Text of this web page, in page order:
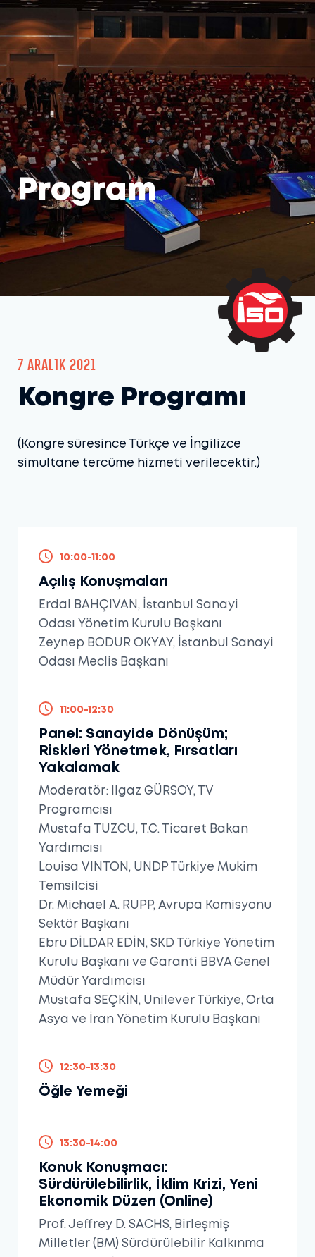
Program
7 Aralık 2021
Kongre Programı
(Kongre süresince Türkçe ve İngilizce
simultane tercüme hizmeti verilecektir.)
10:00-11:00
Açılış Konuşmaları
Erdal BAHÇIVAN, İstanbul Sanayi
Odası Yönetim Kurulu Başkanı
Zeynep BODUR OKYAY, İstanbul Sanayi
Odası Meclis Başkanı
11:00-12:30
Panel: Sanayide Dönüşüm;
Riskleri Yönetmek, Fırsatları
Yakalamak
Moderatör: Ilgaz GÜRSOY, TV
Programcısı
Mustafa TUZCU, T.C. Ticaret Bakan
Yardımcısı
Louisa VINTON, UNDP Türkiye Mukim
Temsilcisi
Dr. Michael A. RUPP, Avrupa Komisyonu
Sektör Başkanı
Ebru DİLDAR EDİN, SKD Türkiye Yönetim
Kurulu Başkanı ve Garanti BBVA Genel
Müdür Yardımcısı
Mustafa SEÇKİN, Unilever Türkiye, Orta
Asya ve İran Yönetim Kurulu Başkanı
12:30-13:30
Öğle Yemeği
13:30-14:00
Konuk Konuşmacı:
Sürdürülebilirlik, İklim Krizi, Yeni
Ekonomik Düzen (Online)
Prof. Jeffrey D. SACHS, Birleşmiş
Milletler (BM) Sürdürülebilir Kalkınma